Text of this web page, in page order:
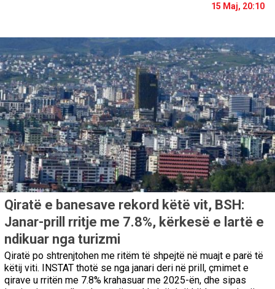
15 Maj, 20:10
Qiratë e banesave rekord këtë vit, BSH:
Janar-prill rritje me 7.8%, kërkesë e lartë e
ndikuar nga turizmi
Qiratë po shtrenjtohen me ritëm të shpejtë në muajt e parë të
këtij viti. INSTAT thotë se nga janari deri në prill, çmimet e
qirave u rritën me 7.8% krahasuar me 2025-ën, dhe sipas